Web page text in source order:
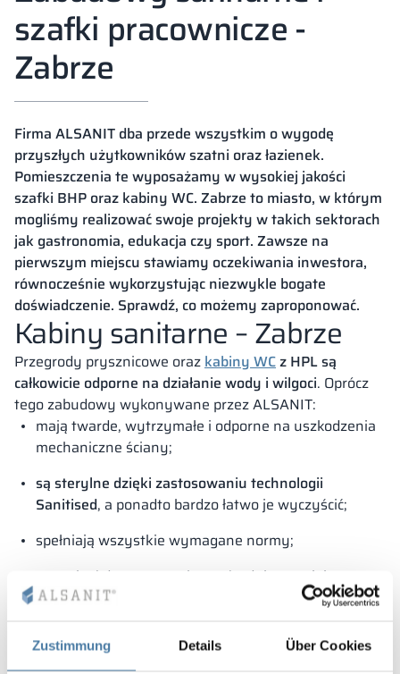
Zustimmung Details Über Cookies
szafki pracownicze -
Zabrze
Firma ALSANIT dba przede wszystkim o wygodę
przyszłych użytkowników szatni oraz łazienek.
Pomieszczenia te wyposażamy w wysokiej jakości
szafki BHP oraz kabiny WC. Zabrze to miasto, w którym
mogliśmy realizować swoje projekty w takich sektorach
jak gastronomia, edukacja czy sport. Zawsze na
pierwszym miejscu stawiamy oczekiwania inwestora,
równocześnie wykorzystując niezwykle bogate
doświadczenie. Sprawdź, co możemy zaproponować.
Kabiny sanitarne – Zabrze
Przegrody prysznicowe orazkabiny WCz HPL są
całkowicie odporne na działanie wody i wilgoci. Oprócz
tego zabudowy wykonywane przez ALSANIT:
mają twarde, wytrzymałe i odporne na uszkodzenia
mechaniczne ściany;
są sterylne dzięki zastosowaniu technologii
Sanitised, a ponadto bardzo łatwo je wyczyścić;
spełniają wszystkie wymagane normy;
mogą być dostarczone bezpośrednio na miejsce
montażu i zainstalowane przez wykwalifikowaną
występują w szerokiej gamie kolorów, dzięki czemu